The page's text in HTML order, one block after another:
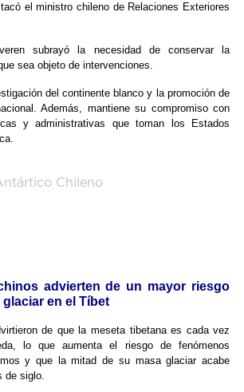
el ministro chileno de Relaciones Exteriores
subrayó la necesidad de conservar la
sea objeto de intervenciones.
del continente blanco y la promoción de
Además, mantiene su compromiso con
y administrativas que toman los Estados
Chileno
advierten de un mayor riesgo
en el Tíbet
de que la meseta tibetana es cada vez
lo que aumenta el riesgo de fenómenos
y que la mitad de su masa glaciar acabe
de siglo.